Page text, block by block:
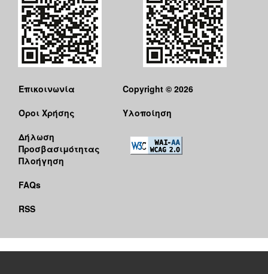
Επικοινωνία
Όροι Χρήσης
Δήλωση
Προσβασιμότητας
Πλοήγηση
FAQs
RSS
Copyright © 2026
Υλοποίηση